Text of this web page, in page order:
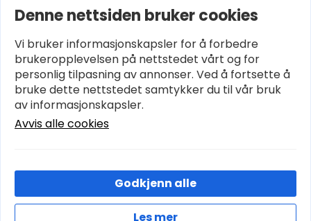
Google-vurdering
Hold deg oppdatert
E-post*
Abonner
© 2026 Avenyen Lys – Utviklet og designet av
Denne nettsiden bruker cookies
Vi bruker informasjonskapsler for å forbedre
brukeropplevelsen på nettstedet vårt og for
personlig tilpasning av annonser. Ved å fortsette å
bruke dette nettstedet samtykker du til vår bruk
av informasjonskapsler.
Avvis alle cookies
Les mer
Godkjenn alle